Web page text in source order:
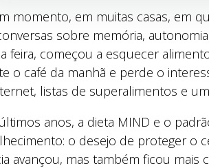
momento, em muitas casas, em
sobre memória,
feira, começou a esquecer
o café da manhã e perde o
listas de superalimentos e
anos, a dieta MIND e o
o desejo de proteger o
avançou, mas também ficou